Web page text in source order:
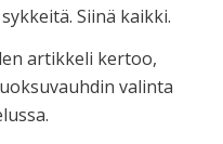
Siinä kaikki.
artikkeli kertoo,
valinta